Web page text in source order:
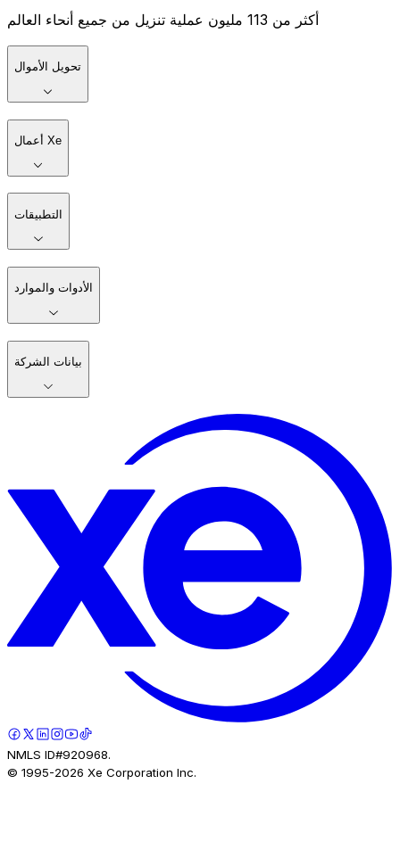
أكثر من 113 مليون عملية تنزيل من جميع أنحاء العالم
تحويل الأموال
أعمال Xe
التطبيقات
الأدوات والموارد
بيانات الشركة
NMLS ID#920968.
© 1995-2026 Xe Corporation Inc.